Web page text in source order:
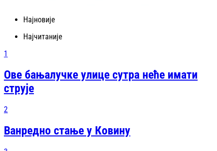
Најновије
Најчитаније
1
Ове бањалучке улице сутра неће имати
струје
2
Ванредно стање у Ковину